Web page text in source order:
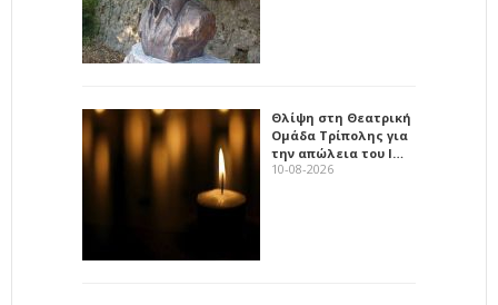
Θλίψη στη Θεατρική
Ομάδα Τρίπολης για
την απώλεια του Ι…
10-08-2026